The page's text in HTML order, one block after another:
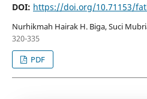
DOI: https://doi.org/10.71153/
Nurhikmah Hairak H. Biga, Suci
320-335
PDF